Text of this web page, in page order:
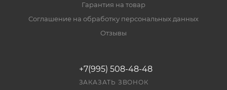
Гарантия на товар
Соглашение на обработку персональных данных
Отзывы
+7(995) 508-48-48
ЗАКАЗАТЬ ЗВОНОК